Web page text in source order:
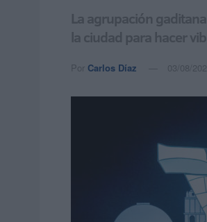
La agrupación
la ciudad para hacer
Por Carlos Díaz 03/08/